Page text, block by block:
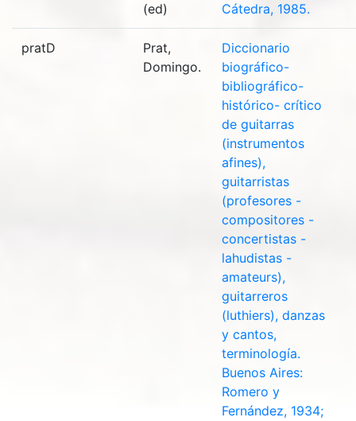
(ed)
Cátedra, 1985.
pratD
Prat,
Domingo.
Diccionario
biográfico-
bibliográfico-
histórico- crítico
de guitarras
(instrumentos
afines),
guitarristas
(profesores -
compositores -
concertistas -
lahudistas -
amateurs),
guitarreros
(luthiers), danzas
y cantos,
terminología.
Buenos Aires:
Romero y
Fernández, 1934;